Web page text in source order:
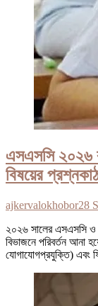
এসএসসি ২০২৬
বিষয়ের
ajkervalokhobor28
২০২৬ সালের এসএসসি ও
বিভাজনে পরিবর্তন আনা
যোগাযোগপ্রযুক্তি) এবং